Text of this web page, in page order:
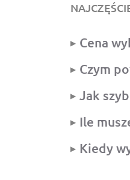
Cena
Czym
Jak
Ile
Kiedy